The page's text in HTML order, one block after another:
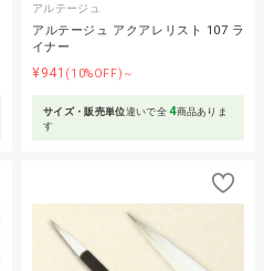
アルテージュ
アルテージュ アクアレリスト 107 ラ
イナー
¥941 (10%OFF)～
サイズ・販売単位違いで全4商品ありま
す